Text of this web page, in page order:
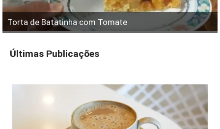
Torta de Batatinha com Tomate
Últimas Publicações